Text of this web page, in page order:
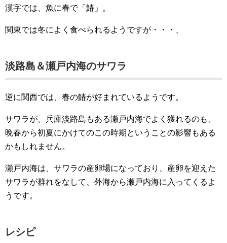
漢字では、魚に春で「鰆」。
関東では冬によく食べられるようですが・・・、
淡路島＆瀬戸内海のサワラ
逆に関西では、春の鰆が好まれているようです。
サワラが、兵庫淡路島もある瀬戸内海でよく獲れるのも、
晩春から初夏にかけてのこの時期ということの影響もある
かもしれません。
瀬戸内海は、サワラの産卵場になっており、産卵を迎えた
サワラが群れをなして、外海から瀬戸内海に入ってくるよ
うです。
レシピ